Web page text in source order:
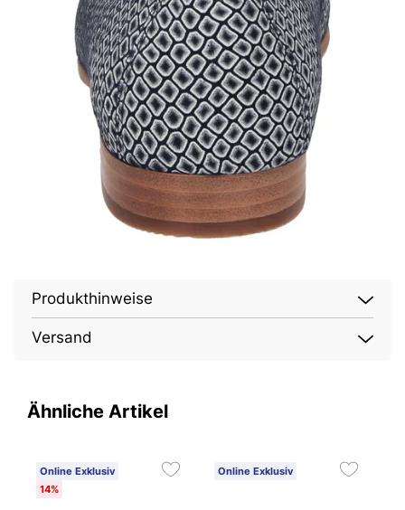
Produkthinweise
Versand
Ähnliche Artikel
Online Exklusiv
14%
Online Exklusiv